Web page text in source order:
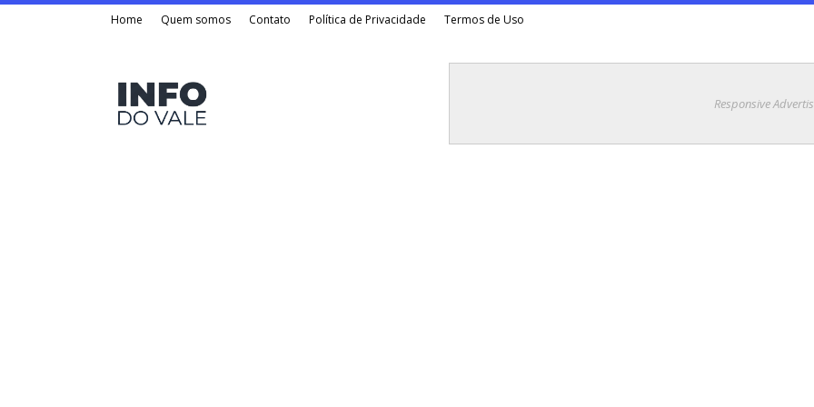
Home Quem somos Contato Política de Privacidade Termos de Uso
Responsive